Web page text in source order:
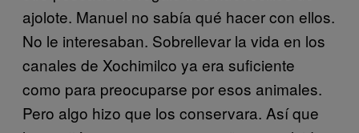
ajolote. Manuel no sabía qué hacer con ellos.
No le interesaban. Sobrellevar la vida en los
canales de Xochimilco ya era suficiente
como para preocuparse por esos animales.
Pero algo hizo que los conservara. Así que